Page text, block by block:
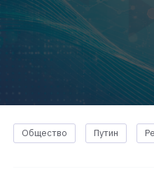
Общество Путин